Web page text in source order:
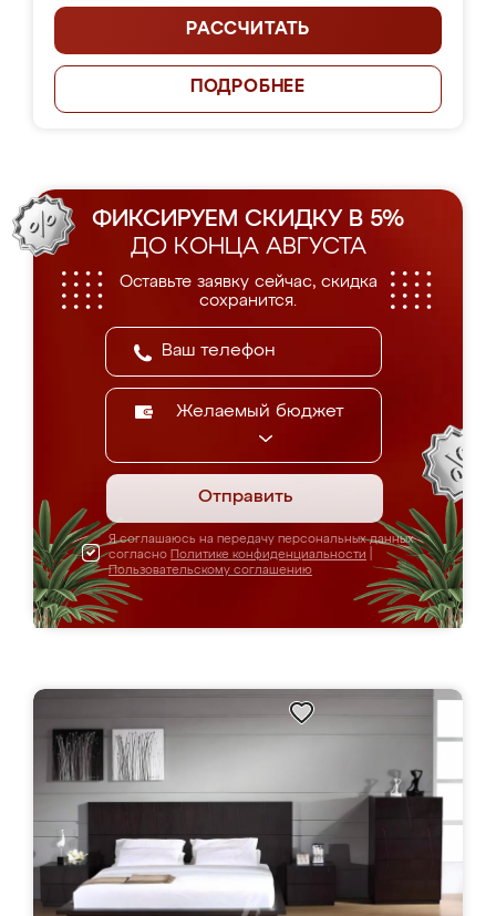
РАССЧИТАТЬ
ПОДРОБНЕЕ
ФИКСИРУЕМ СКИДКУ В 5%
ДО КОНЦА АВГУСТА
Оставьте заявку сейчас, скидка
сохранится.
Желаемый бюджет
Отправить
Я соглашаюсь на передачу персональных данных
согласно Политике конфиденциальности
Пользовательскому соглашению